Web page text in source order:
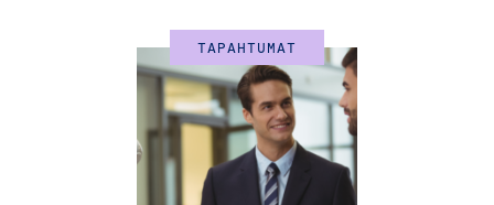
TAPAHTUMAT